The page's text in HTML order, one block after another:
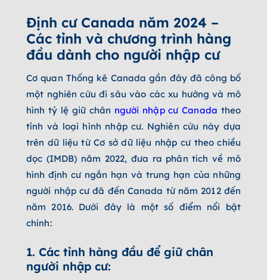
Định cư Canada năm 2024 –
Các tỉnh và chương trình hàng
đầu dành cho người nhập cư
Cơ quan Thống kê Canada gần đây đã công bố
một nghiên cứu đi sâu vào các xu hướng và mô
hình tỷ lệ giữ chân người nhập cư Canada theo
tỉnh và loại hình nhập cư. Nghiên cứu này dựa
trên dữ liệu từ Cơ sở dữ liệu nhập cư theo chiều
dọc (IMDB) năm 2022, đưa ra phân tích về mô
hình định cư ngắn hạn và trung hạn của những
người nhập cư đã đến Canada từ năm 2012 đến
năm 2016. Dưới đây là một số điểm nổi bật
chính:
1. Các tỉnh hàng đầu để giữ chân
người nhập cư: